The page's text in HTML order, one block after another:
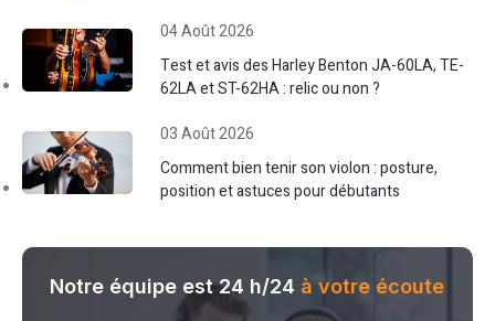
04 Août 2026
Test et avis des Harley Benton JA-60LA, TE-
62LA et ST-62HA : relic ou non ?
03 Août 2026
Comment bien tenir son violon : posture,
position et astuces pour débutants
Notre équipe est 24 h/24 à votre écoute